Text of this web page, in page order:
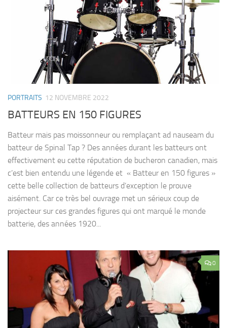
PORTRAITS 12 NOVEMBRE 2022
BATTEURS EN 150 FIGURES
Batteur mais pas moissonneur ou remplaçant ad nauseam du
batteur de Spinal Tap ? Des années durant les batteurs ont
effectivement eu cette réputation de bucheron canadien, mais
c’est bien entendu une légende et « Batteur en 150 figures »
cette belle collection de batteurs d’exception le prouve
aisément. Car ce très bel ouvrage met un sérieux coup de
projecteur sur ces grandes figures qui ont marqué le monde
batterie, des années 1920...
0